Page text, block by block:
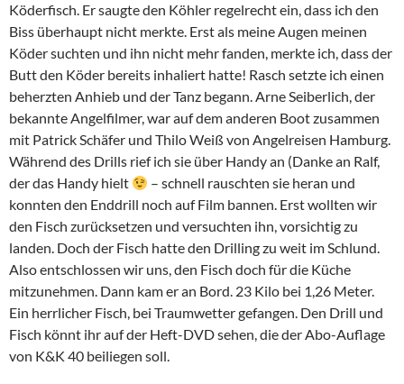
Köderfisch. Er saugte den Köhler regelrecht ein, dass ich den
Biss überhaupt nicht merkte. Erst als meine Augen meinen
Köder suchten und ihn nicht mehr fanden, merkte ich, dass der
Butt den Köder bereits inhaliert hatte! Rasch setzte ich einen
beherzten Anhieb und der Tanz begann. Arne Seiberlich, der
bekannte Angelfilmer, war auf dem anderen Boot zusammen
mit Patrick Schäfer und Thilo Weiß von Angelreisen Hamburg.
Während des Drills rief ich sie über Handy an (Danke an Ralf,
der das Handy hielt
– schnell rauschten sie heran und
konnten den Enddrill noch auf Film bannen. Erst wollten wir
den Fisch zurücksetzen und versuchten ihn, vorsichtig zu
landen. Doch der Fisch hatte den Drilling zu weit im Schlund.
Also entschlossen wir uns, den Fisch doch für die Küche
mitzunehmen. Dann kam er an Bord. 23 Kilo bei 1,26 Meter.
Ein herrlicher Fisch, bei Traumwetter gefangen. Den Drill und
Fisch könnt ihr auf der Heft-DVD sehen, die der Abo-Auflage
von K&K 40 beiliegen soll.